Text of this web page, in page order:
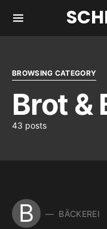
BROWSING CATEGORY
Brot &
43 posts
B BÄCKEREI